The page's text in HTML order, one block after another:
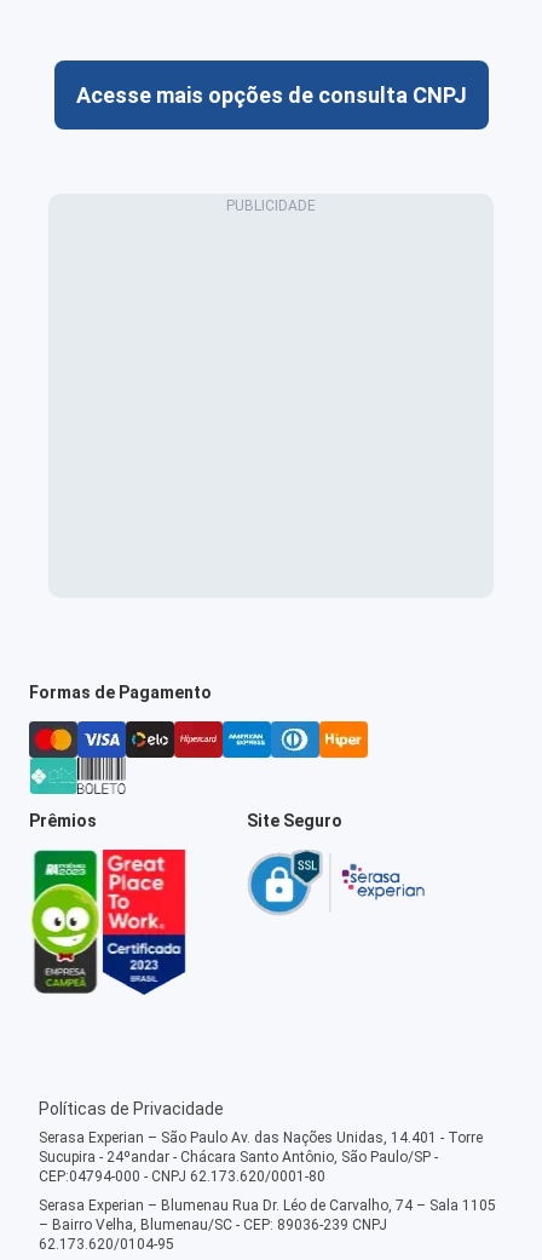
Acesse mais opções de consulta CNPJ
Formas de Pagamento
Prêmios Site Seguro
Políticas de Privacidade
Serasa Experian – São Paulo Av. das Nações Unidas, 14.401 - Torre
Sucupira - 24ºandar - Chácara Santo Antônio, São Paulo/SP -
CEP:04794-000 - CNPJ 62.173.620/0001-80
Serasa Experian – Blumenau Rua Dr. Léo de Carvalho, 74 – Sala 1105
– Bairro Velha, Blumenau/SC - CEP: 89036-239 CNPJ
62.173.620/0104-95